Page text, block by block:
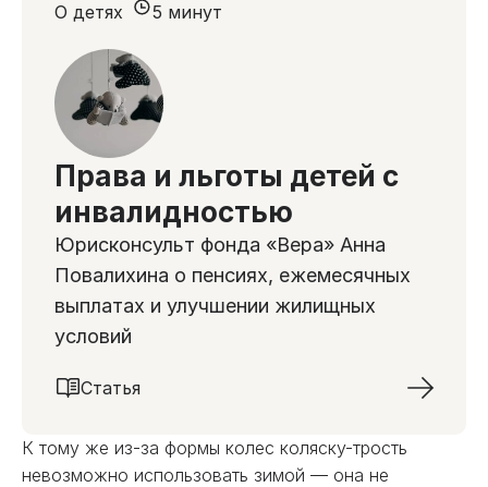
Права и льготы детей с
инвалидностью
Юрисконсульт фонда «Вера» Анна
Повалихина о пенсиях, ежемесячных
выплатах и улучшении жилищных
условий
О детях
Статья
5 минут
К тому же из-за формы колес коляску-трость
невозможно использовать зимой — она не